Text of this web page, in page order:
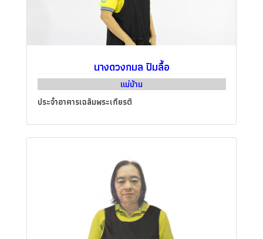
นางดวงกมล ปิมลื้อ
แม่บ้าน
ประจำอาคารเฉลิมพระเกียรติ